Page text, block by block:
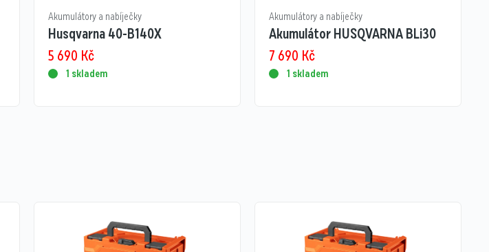
Akumulátory a nabíječky
Husqvarna 40-B140X
5 690 Kč
1 skladem
Akumulátory a nabíječky
Akumulátor HUSQVARNA BLi30
7 690 Kč
1 skladem